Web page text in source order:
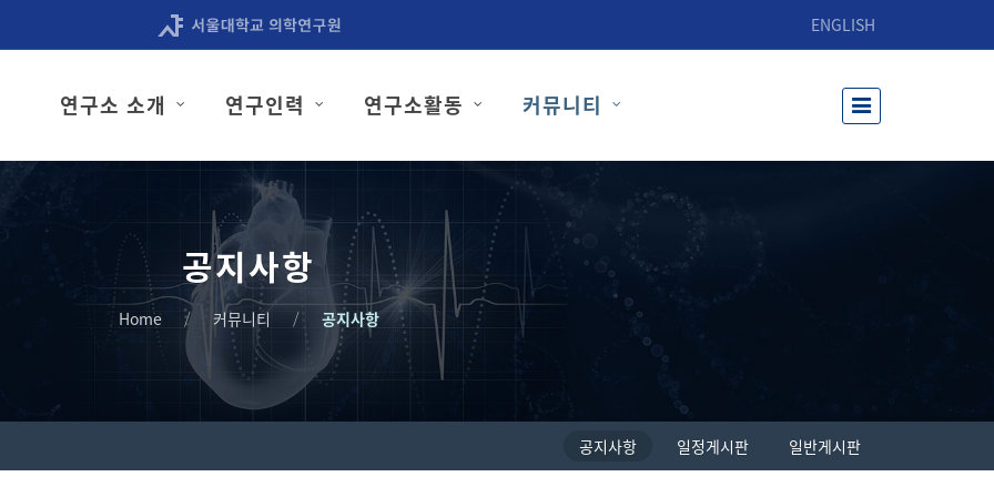
ENGLISH
연구소 소개 연구인력 연구소활동 커뮤니티
공지사항
Home 커뮤니티 공지사항
공지사항 일정게시판 일반게시판